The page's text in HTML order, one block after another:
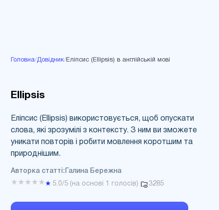
Головна/Довідник/Еліпсис (Ellipsis) в англійській мові
Ellipsis
Еліпсис (Ellipsis) використовується, щоб опускати
слова, які зрозумілі з контексту. З ним ви зможете
уникати повторів і робити мовлення коротшим та
природнішим.
Авторка статті: Галина Бережна
★ ★ ★ ★ ★★ 5.0/5·(на основі 1 голосів)· 3285